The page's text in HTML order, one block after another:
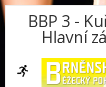
BBP 3 -
Hlavní